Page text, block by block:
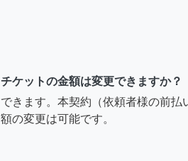
チケットの金額は変更できますか？
できます。本契約（依頼者様の前払
額の変更は可能です。